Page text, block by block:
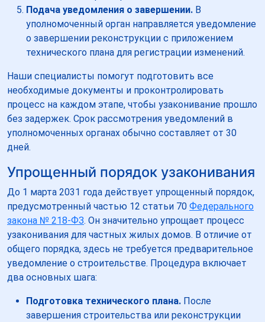
Подача уведомления о завершении. В
уполномоченный орган направляется уведомление
о завершении реконструкции с приложением
технического плана для регистрации изменений.
Наши специалисты помогут подготовить все
необходимые документы и проконтролировать
процесс на каждом этапе, чтобы узаконивание прошло
без задержек. Срок рассмотрения уведомлений в
уполномоченных органах обычно составляет от 30
дней.
Упрощенный порядок узаконивания
До 1 марта 2031 года действует упрощенный порядок,
предусмотренный частью 12 статьи 70 Федерального
закона № 218-ФЗ. Он значительно упрощает процесс
узаконивания для частных жилых домов. В отличие от
общего порядка, здесь не требуется предварительное
уведомление о строительстве. Процедура включает
два основных шага:
Подготовка технического плана. После
завершения строительства или реконструкции